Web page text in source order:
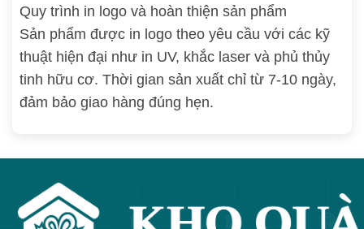
Quy trình in logo và hoàn thiện sản phẩm
Sản phẩm được in logo theo yêu cầu với các kỹ
thuật hiện đại như in UV, khắc laser và phủ thủy
tinh hữu cơ. Thời gian sản xuất chỉ từ 7-10 ngày,
đảm bảo giao hàng đúng hẹn.